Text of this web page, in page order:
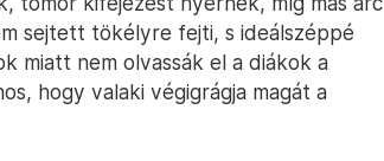
sejtett tökélyre fejti, s ideálszéppé
miatt nem olvassák el a diákok a
hogy valaki végigrágja magát a